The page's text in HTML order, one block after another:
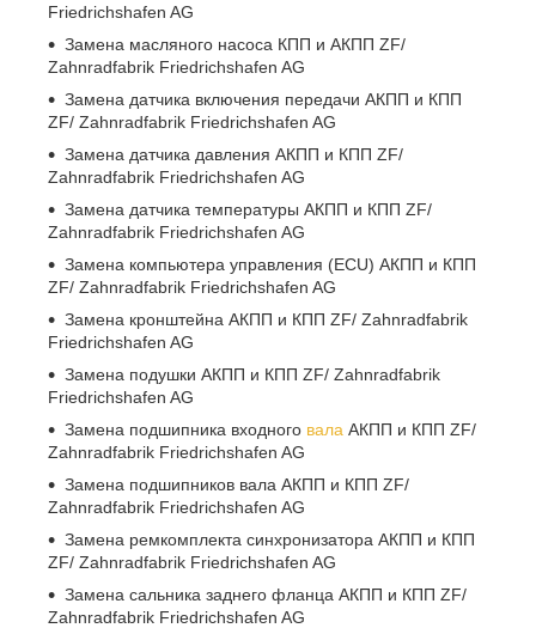
Friedrichshafen AG
Замена масляного насоса КПП и АКПП ZF/
Zahnradfabrik Friedrichshafen AG
Замена датчика включения передачи АКПП и КПП
ZF/ Zahnradfabrik Friedrichshafen AG
Замена датчика давления АКПП и КПП ZF/
Zahnradfabrik Friedrichshafen AG
Замена датчика температуры АКПП и КПП ZF/
Zahnradfabrik Friedrichshafen AG
Замена компьютера управления (ECU) АКПП и КПП
ZF/ Zahnradfabrik Friedrichshafen AG
Замена кронштейна АКПП и КПП ZF/ Zahnradfabrik
Friedrichshafen AG
Замена подушки АКПП и КПП ZF/ Zahnradfabrik
Friedrichshafen AG
Замена подшипника входного вала АКПП и КПП ZF/
Zahnradfabrik Friedrichshafen AG
Замена подшипников вала АКПП и КПП ZF/
Zahnradfabrik Friedrichshafen AG
Замена ремкомплекта синхронизатора АКПП и КПП
ZF/ Zahnradfabrik Friedrichshafen AG
Замена сальника заднего фланца АКПП и КПП ZF/
Zahnradfabrik Friedrichshafen AG